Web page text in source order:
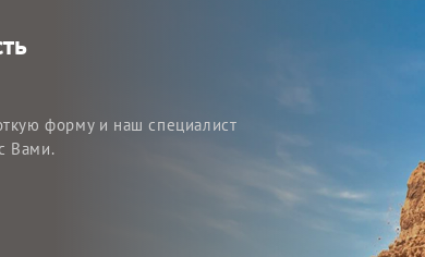
форму и наш специалист
Вами.